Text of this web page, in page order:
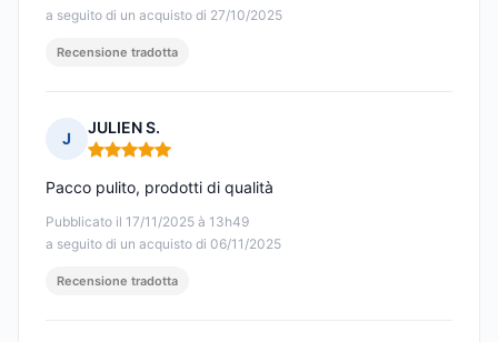
a seguito di un acquisto di 27/10/2025
Recensione tradotta
J
JULIEN S.
Nota: 5 su 5
Pubblicato il 17/11/2025 à 13h49
a seguito di un acquisto di 06/11/2025
Pacco pulito, prodotti di qualità
Recensione tradotta